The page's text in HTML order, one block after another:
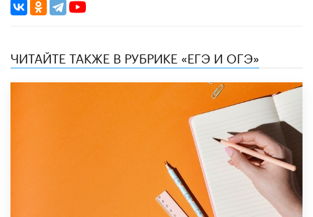
ЧИТАЙТЕ ТАКЖЕ В РУБРИКЕ «ЕГЭ И ОГЭ»